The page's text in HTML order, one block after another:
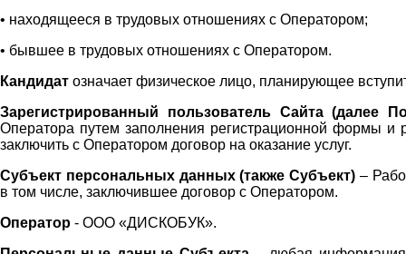
• находящееся в трудовых отношениях с Оператором;
• бывшее в трудовых отношениях с Оператором.
Кандидат означает физическое лицо, планирующее
Зарегистрированный пользователь Сайта (далее
Оператора путем заполнения регистрационной формы и
заключить с Оператором договор на оказание услуг.
Субъект персональных данных (также Субъект) –
в том числе, заключившее договор с Оператором.
Оператор - ООО «ДИСКОБУК».